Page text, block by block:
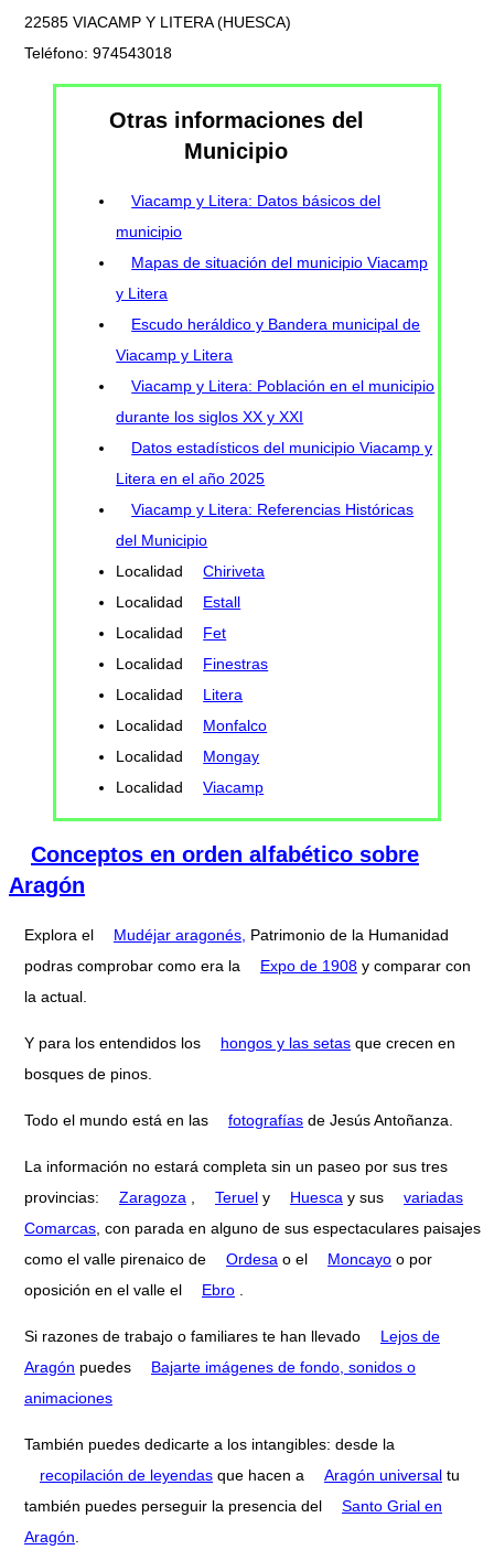
22585 VIACAMP Y LITERA (HUESCA)
Teléfono: 974543018
Otras informaciones del
Municipio
Viacamp y Litera: Datos básicos del
municipio
Mapas de situación del municipio Viacamp
y Litera
Escudo heráldico y Bandera municipal de
Viacamp y Litera
Viacamp y Litera: Población en el municipio
durante los siglos XX y XXI
Datos estadísticos del municipio Viacamp y
Litera en el año 2025
Viacamp y Litera: Referencias Históricas
del Municipio
Localidad
Chiriveta
Localidad
Estall
Localidad
Fet
Localidad
Finestras
Localidad
Litera
Localidad
Monfalco
Localidad
Mongay
Localidad
Viacamp
Conceptos en orden alfabético sobre
Aragón
Explora el Mudéjar aragonés, Patrimonio de la Humanidad
podras comprobar como era la
Expo de 1908 y comparar con
la actual.
Y para los entendidos los hongos y las setas que crecen en
bosques de pinos.
Todo el mundo está en las fotografías de Jesús Antoñanza.
La información no estará completa sin un paseo por sus tres
provincias:
Zaragoza Teruel y Huesca y sus
variadas
Comarcas , con parada en alguno de sus espectaculares paisajes
como el valle pirenaico de
Ordesa o el Moncayo o por
oposición en el valle el
Ebro
Si razones de trabajo o familiares te han llevado
Lejos de
Aragón puedes
Bajarte imágenes de fondo, sonidos o
animaciones
También puedes dedicarte a los intangibles: desde la
recopilación de leyendas que hacen a Aragón universal tu
también puedes perseguir la presencia del
Santo Grial en
Aragón